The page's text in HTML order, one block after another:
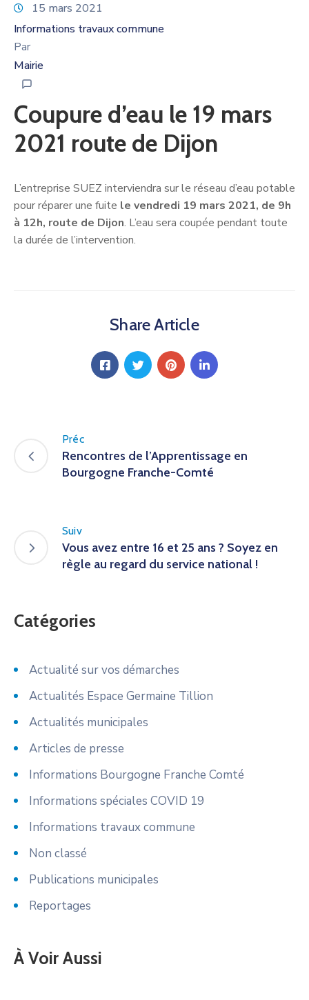
15 mars 2021
Informations travaux commune
Par
Mairie
Coupure d’eau le 19 mars
2021 route de Dijon
L’entreprise SUEZ interviendra sur le réseau d’eau potable
pour réparer une fuite le vendredi 19 mars 2021, de 9h
à 12h, route de Dijon. L’eau sera coupée pendant toute
la durée de l’intervention.
Share Article
Préc
Rencontres de l’Apprentissage en
Bourgogne Franche-Comté
Suiv
Vous avez entre 16 et 25 ans ? Soyez en
règle au regard du service national !
Catégories
Actualité sur vos démarches
Actualités Espace Germaine Tillion
Actualités municipales
Articles de presse
Informations Bourgogne Franche Comté
Informations spéciales COVID 19
Informations travaux commune
Non classé
Publications municipales
Reportages
À Voir Aussi